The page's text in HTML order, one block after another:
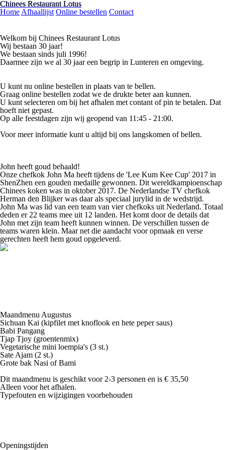
Chinees Restaurant Lotus
Home Afhaallijst Online bestellen Contact
Welkom bij Chinees Restaurant Lotus
Wij bestaan 30 jaar!
We bestaan sinds juli 1996!
Daarmee zijn we al 30 jaar een begrip in Lunteren en omgeving.
U kunt nu online bestellen in plaats van te bellen.
Graag online bestellen zodat we de drukte beter aan kunnen.
U kunt selecteren om bij het afhalen met contant of pin te betalen. Dat
hoeft niet gepast.
Op alle feestdagen zijn wij geopend van 11:45 - 21:00.
Voor meer informatie kunt u altijd bij ons langskomen of bellen.
John heeft goud behaald!
Onze chefkok John Ma heeft tijdens de 'Lee Kum Kee Cup' 2017 in
ShenZhen een gouden medaille gewonnen. Dit wereldkampioenschap
Chinees koken was in oktober 2017. De Nederlandse TV chefkok
Herman den Blijker was daar als speciaal jurylid in de wedstrijd.
John Ma was lid van een team van vier chefkoks uit Nederland. Totaal
deden er 22 teams mee uit 12 landen. Het komt door de details dat
John met zijn team heeft kunnen winnen. De verschillen tussen de
teams waren klein. Maar net die aandacht voor opmaak en verse
gerechten heeft hem goud opgeleverd.
Maandmenu Augustus
Sichuan Kai (kipfilet met knoflook en hete peper saus)
Babi Pangang
Tjap Tjoy (groentenmix)
Vegetarische mini loempia's (3 st.)
Sate Ajam (2 st.)
Grote bak Nasi of Bami
Dit maandmenu is geschikt voor 2-3 personen en is € 35,50
Alleen voor het afhalen.
Typefouten en wijzigingen voorbehouden
Openingstijden
Chinees Restaurant Lotus